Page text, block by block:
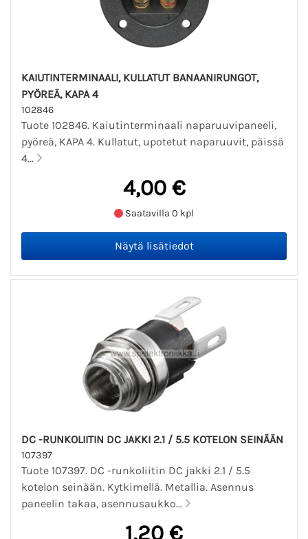
KAIUTINTERMINAALI, KULLATUT BANAANIRUNGOT,
PYÖREÄ, KAPA 4
102846
Tuote 102846. Kaiutinterminaali naparuuvipaneeli,
pyöreä, KAPA 4. Kullatut, upotetut naparuuvit, päissä
4...
4,00 €
Saatavilla 0 kpl
DC -RUNKOLIITIN DC JAKKI 2.1 / 5.5 KOTELON SEINÄÄN
107397
Tuote 107397. DC -runkoliitin DC jakki 2.1 / 5.5
kotelon seinään. Kytkimellä. Metallia. Asennus
paneelin takaa, asennusaukko...
1,20 €